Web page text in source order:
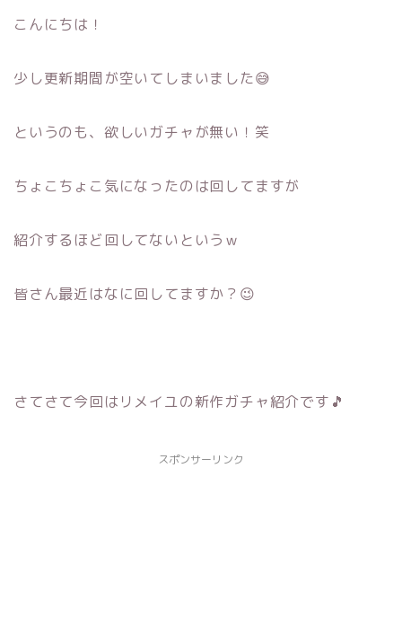
こんにちは！
少し更新期間が空いてしまいました😅
というのも、欲しいガチャが無い！笑
ちょこちょこ気になったのは回してますが
紹介するほど回してないというｗ
皆さん最近はなに回してますか？😉
さてさて今回はリメイユの新作ガチャ紹介です🎵
スポンサーリンク